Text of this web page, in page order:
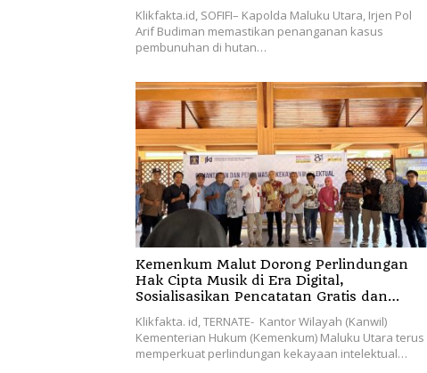
Klikfakta.id, SOFIFI– Kapolda Maluku Utara, Irjen Pol
Arif Budiman memastikan penanganan kasus
pembunuhan di hutan…
Kemenkum Malut Dorong Perlindungan
Hak Cipta Musik di Era Digital,
Sosialisasikan Pencatatan Gratis dan
Klikfakta. id, TERNATE- Kantor Wilayah (Kanwil)
Kementerian Hukum (Kemenkum) Maluku Utara terus
memperkuat perlindungan kekayaan intelektual…